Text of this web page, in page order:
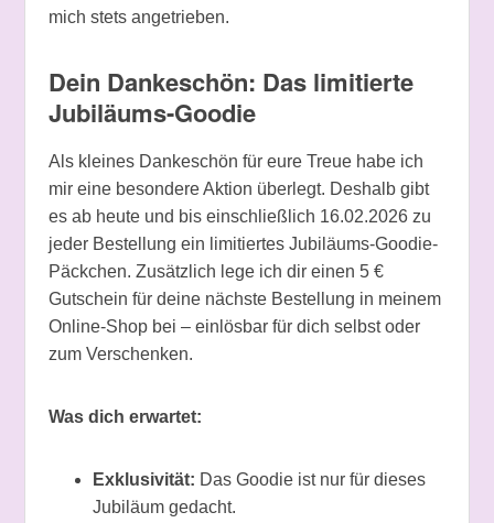
mich stets angetrieben.
Dein Dankeschön: Das limitierte
Jubiläums-Goodie
Als kleines Dankeschön für eure Treue habe ich
mir eine besondere Aktion überlegt. Deshalb gibt
es ab heute und bis einschließlich 16.02.2026 zu
jeder Bestellung ein limitiertes Jubiläums-Goodie-
Päckchen. Zusätzlich lege ich dir einen 5 €
Gutschein für deine nächste Bestellung in meinem
Online-Shop bei – einlösbar für dich selbst oder
zum Verschenken.
Was dich erwartet:
Exklusivität: Das Goodie ist nur für dieses
Jubiläum gedacht.